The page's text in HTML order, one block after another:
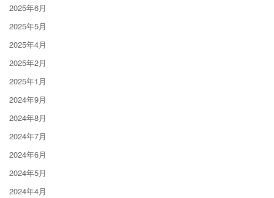
2025年6月
2025年5月
2025年4月
2025年2月
2025年1月
2024年9月
2024年8月
2024年7月
2024年6月
2024年5月
2024年4月